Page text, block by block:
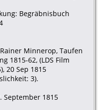
Begräbnisbuch
Minnerop, Taufen
1815-62, (LDS Film
20 Sep 1815
3).
September 1815